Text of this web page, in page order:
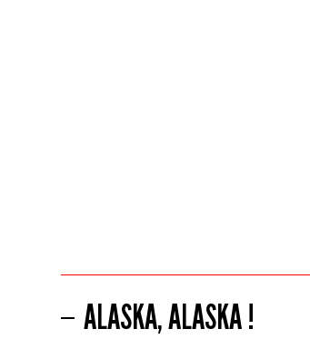
ALASKA, ALASKA !